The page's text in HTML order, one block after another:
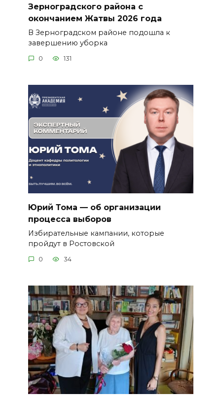
Зерноградского района с
окончанием Жатвы 2026 года
В Зерноградском районе подошла к
завершению уборка
0 131
Юрий Тома — об организации
процесса выборов
Избирательные кампании, которые
пройдут в Ростовской
0 34